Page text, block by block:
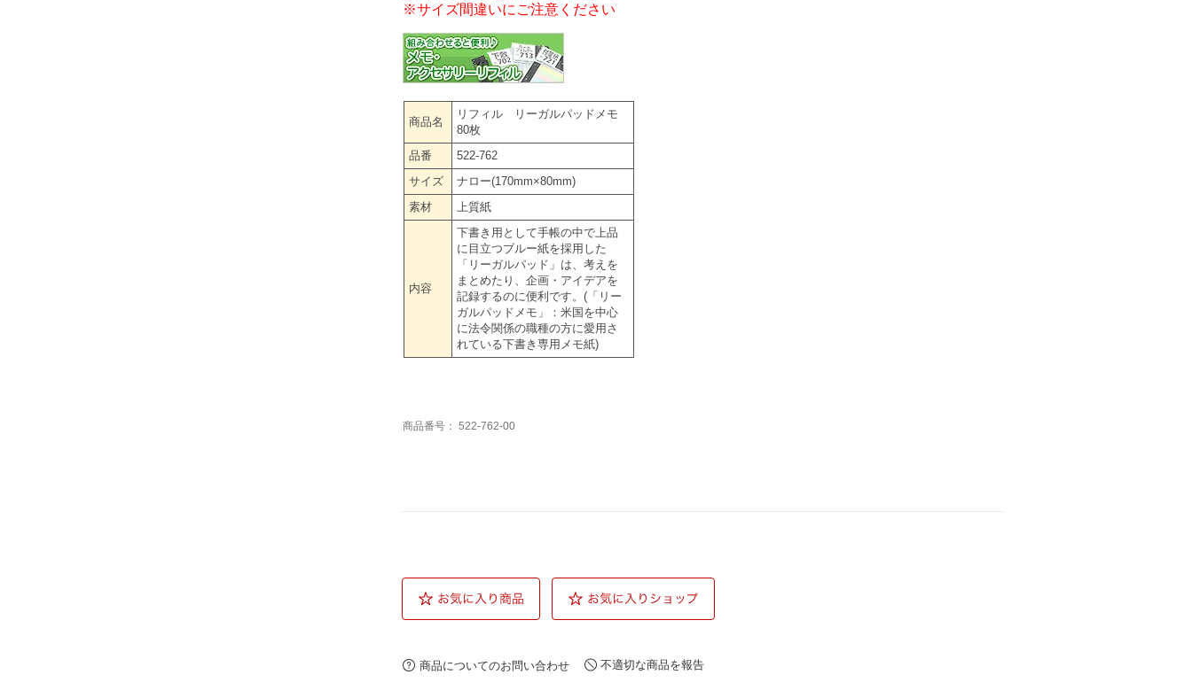
※サイズ間違いにご注意ください
商品名
リフィル リーガルパッドメモ
80枚
品番
522-762
サイズ
ナロー(170mm×80mm)
素材
上質紙
内容
下書き用として手帳の中で上品
に目立つブルー紙を採用した
「リーガルパッド」は、考えを
まとめたり、企画・アイデアを
記録するのに便利です。(「リー
ガルパッドメモ」：米国を中心
に法令関係の職種の方に愛用さ
れている下書き専用メモ紙)
商品番号： 522-762-00
商品についてのお問い合わせ 不適切な商品を報告